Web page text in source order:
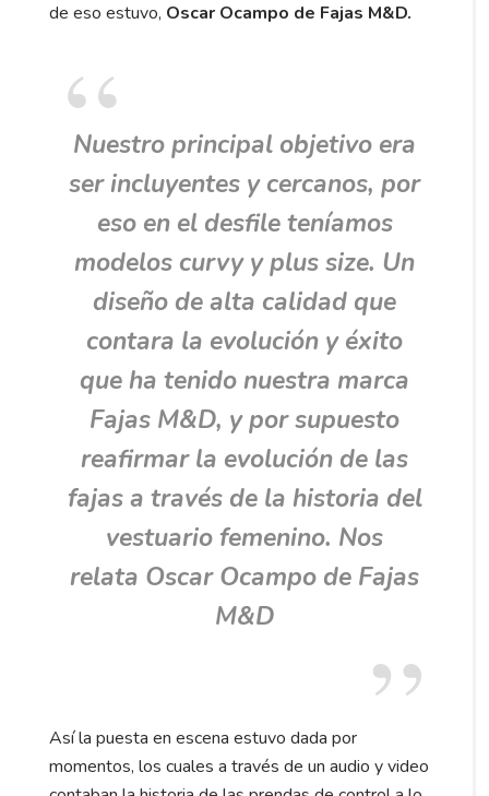
de eso estuvo, Oscar Ocampo de Fajas M&D.
Nuestro principal objetivo era
ser incluyentes y cercanos, por
eso en el desfile teníamos
modelos curvy y plus size. Un
diseño de alta calidad que
contara la evolución y éxito
que ha tenido nuestra marca
Fajas M&D, y por supuesto
reafirmar la evolución de las
fajas a través de la historia del
vestuario femenino. Nos
relata Oscar Ocampo de Fajas
M&D
Así la puesta en escena estuvo dada por
momentos, los cuales a través de un audio y video